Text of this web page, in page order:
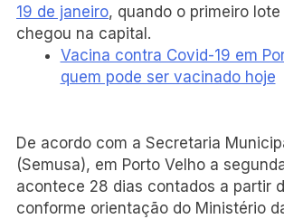
19 de janeiro, quando o primeiro
chegou na capital.
Vacina contra Covid-19 em
quem pode ser vacinado hoje
De acordo com a Secretaria
(Semusa), em Porto Velho a
acontece 28 dias contados a partir
conforme orientação do Ministério